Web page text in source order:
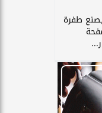
طفرة